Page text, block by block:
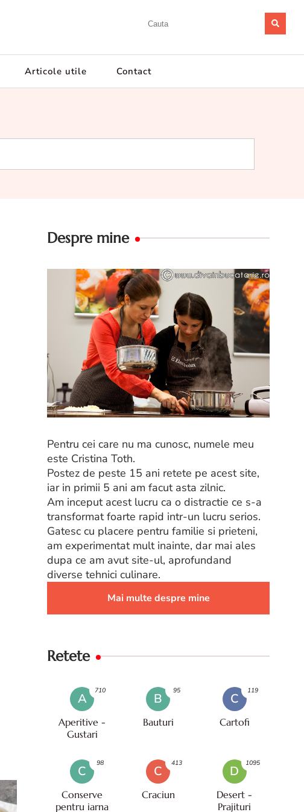
Articole utile Contact
Despre mine
Pentru cei care nu ma cunosc, numele meu
este Cristina Toth.
Postez de peste 15 ani retete pe acest site,
iar in primii 5 ani am facut asta zilnic.
Am inceput acest lucru ca o distractie ce s-a
transformat foarte rapid intr-un lucru serios.
Gatesc cu placere pentru familie si prieteni,
am experimentat mult inainte, dar mai ales
dupa ce am avut site-ul, aprofundand
diverse tehnici culinare.
Mai multe despre mine
Retete
A
Aperitive -
Gustari
710
B
Bauturi
95
C
Cartofi
119
C
Conserve
pentru iarna
98
C
Craciun
413
D
Desert -
Prajituri
1095